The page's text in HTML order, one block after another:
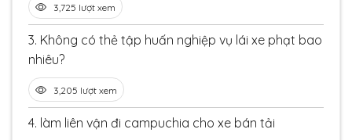
3,725 lượt xem
3. Không có thẻ tập huấn nghiệp vụ lái xe phạt bao
nhiêu?
3,205 lượt xem
4. làm liên vận đi campuchia cho xe bán tải